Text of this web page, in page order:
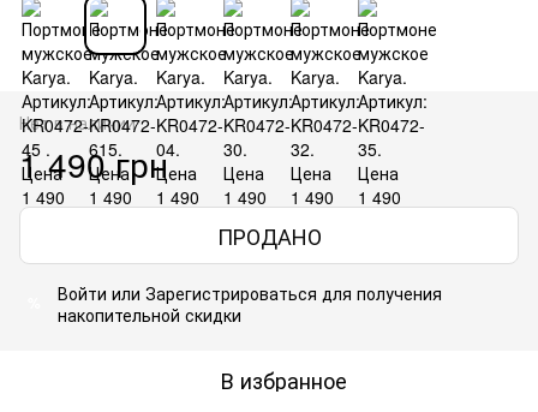
Нет в наличии
1 490 грн
ПРОДАНО
Войти или Зарегистрироваться для получения
накопительной скидки
В избранное